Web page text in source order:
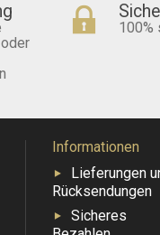
100%
Informationen
Lieferungen
Rücksendungen
Sicheres